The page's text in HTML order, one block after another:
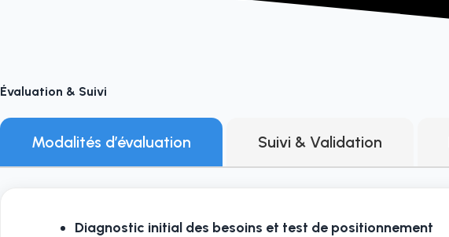
Évaluation & Suivi
Modalités d’évaluation Suivi & Validation
Diagnostic initial des besoins et test de positionnement